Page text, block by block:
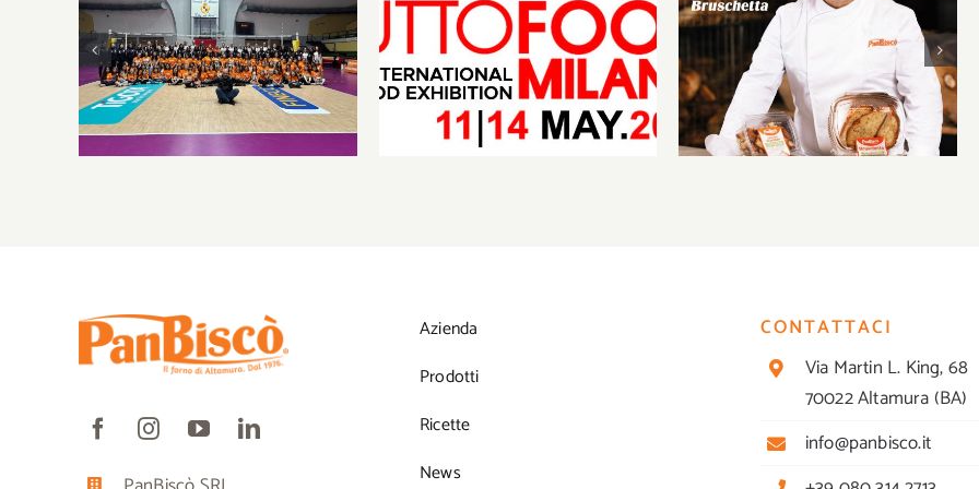
PanBiscò celebra una
stagione da record della
Leonessa Volley: sport,
territorio e una community
in continua crescita
PanBiscò al TUTTOFOOD
Milano
PanBiscò approda a
TUTTOFOOD Milano 2026:
l’arte della panificazione
altamurana incontra
l’innovazione
Azienda
Prodotti
Ricette
News
CONTATTACI
Via Martin L. King, 68
70022 Altamura (BA)
info@panbisco.it